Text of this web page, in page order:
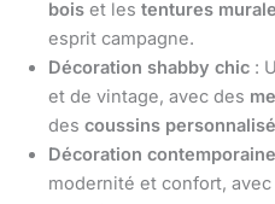
bois et les tentures
esprit campagne.
Décoration shabby chic :
et de vintage, avec des
des coussins
Décoration contemporaine
modernité et confort, avec